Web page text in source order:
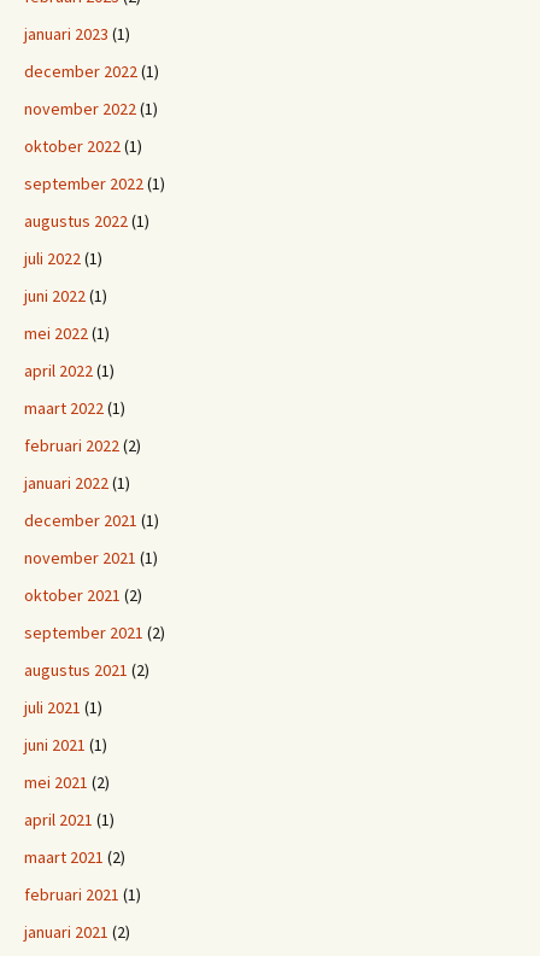
januari 2023 (1)
december 2022(1)
november 2022(1)
oktober 2022(1)
september 2022(1)
augustus 2022(1)
juli 2022(1)
juni 2022(1)
mei 2022(1)
april 2022(1)
maart 2022(1)
februari 2022(2)
januari 2022(1)
december 2021 (1)
november 2021 (1)
oktober 2021 (2)
september 2021 (2)
augustus 2021 (2)
juli 2021 (1)
juni 2021 (1)
mei 2021 (2)
april 2021 (1)
maart 2021 (2)
februari 2021 (1)
januari 2021 (2)